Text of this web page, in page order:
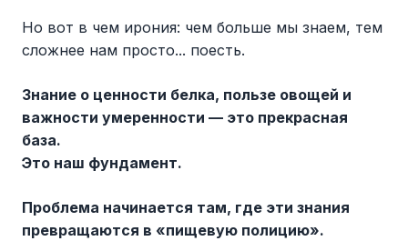
Но вот в чем ирония: чем больше мы знаем, тем
сложнее нам просто... поесть.
Знание о ценности белка, пользе овощей и
важности умеренности — это прекрасная
база.
Это наш фундамент.
Проблема начинается там, где эти знания
превращаются в «пищевую полицию».